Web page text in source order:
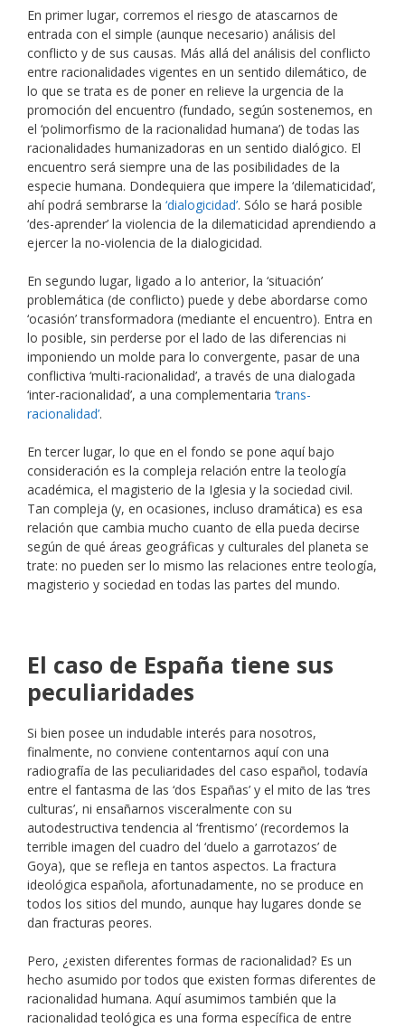
En primer lugar, corremos el riesgo de atascarnos de
entrada con el simple (aunque necesario) análisis del
conflicto y de sus causas. Más allá del análisis del conflicto
entre racionalidades vigentes en un sentido dilemático, de
lo que se trata es de poner en relieve la urgencia de la
promoción del encuentro (fundado, según sostenemos, en
el ‘polimorfismo de la racionalidad humana’) de todas las
racionalidades humanizadoras en un sentido dialógico. El
encuentro será siempre una de las posibilidades de la
especie humana. Dondequiera que impere la ‘dilematicidad’,
ahí podrá sembrarse la ‘dialogicidad’. Sólo se hará posible
‘des-aprender’ la violencia de la dilematicidad aprendiendo a
ejercer la no-violencia de la dialogicidad.
En segundo lugar, ligado a lo anterior, la ‘situación’
problemática (de conflicto) puede y debe abordarse como
‘ocasión’ transformadora (mediante el encuentro). Entra en
lo posible, sin perderse por el lado de las diferencias ni
imponiendo un molde para lo convergente, pasar de una
conflictiva ‘multi-racionalidad’, a través de una dialogada
‘inter-racionalidad’, a una complementaria ‘trans-
racionalidad’.
En tercer lugar, lo que en el fondo se pone aquí bajo
consideración es la compleja relación entre la teología
académica, el magisterio de la Iglesia y la sociedad civil.
Tan compleja (y, en ocasiones, incluso dramática) es esa
relación que cambia mucho cuanto de ella pueda decirse
según de qué áreas geográficas y culturales del planeta se
trate: no pueden ser lo mismo las relaciones entre teología,
magisterio y sociedad en todas las partes del mundo.
El caso de España tiene sus
peculiaridades
Si bien posee un indudable interés para nosotros,
finalmente, no conviene contentarnos aquí con una
radiografía de las peculiaridades del caso español, todavía
entre el fantasma de las ‘dos Españas’ y el mito de las ‘tres
culturas’, ni ensañarnos visceralmente con su
autodestructiva tendencia al ‘frentismo’ (recordemos la
terrible imagen del cuadro del ‘duelo a garrotazos’ de
Goya), que se refleja en tantos aspectos. La fractura
ideológica española, afortunadamente, no se produce en
todos los sitios del mundo, aunque hay lugares donde se
dan fracturas peores.
Pero, ¿existen diferentes formas de racionalidad? Es un
hecho asumido por todos que existen formas diferentes de
racionalidad humana. Aquí asumimos también que la
racionalidad teológica es una forma específica de entre